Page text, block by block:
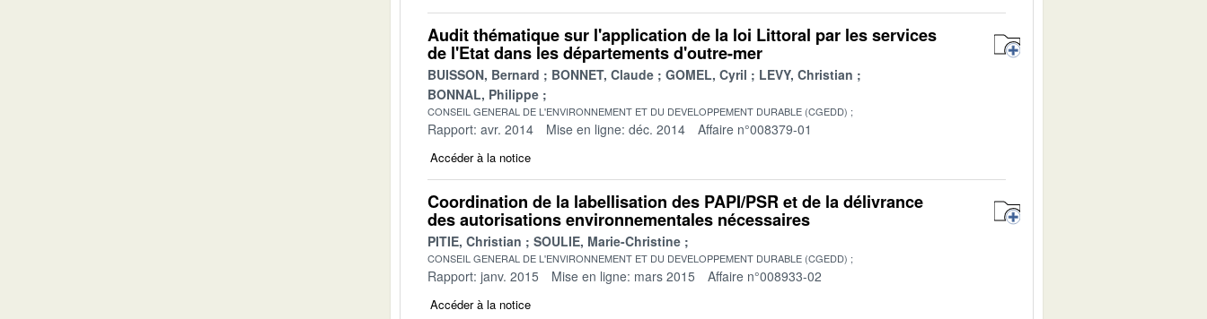
Audit thématique sur l'application de la loi Littoral par les services
de l'Etat dans les départements d'outre-mer
BUISSON, Bernard BONNET, Claude GOMEL, Cyril
LEVY, Christian
BONNAL, Philippe
CONSEIL GENERAL DE L'ENVIRONNEMENT ET DU DEVELOPPEMENT DURABLE (CGEDD)
Rapport: avr. 2014 Mise en ligne: déc. 2014 Affaire n°008379-01
Accéder à la notice
Coordination de la labellisation des PAPI/PSR et de la délivrance
des autorisations environnementales nécessaires
PITIE, Christian SOULIE, Marie-Christine
CONSEIL GENERAL DE L'ENVIRONNEMENT ET DU DEVELOPPEMENT DURABLE (CGEDD)
Rapport: janv. 2015 Mise en ligne: mars 2015 Affaire n°008933-02
Accéder à la notice